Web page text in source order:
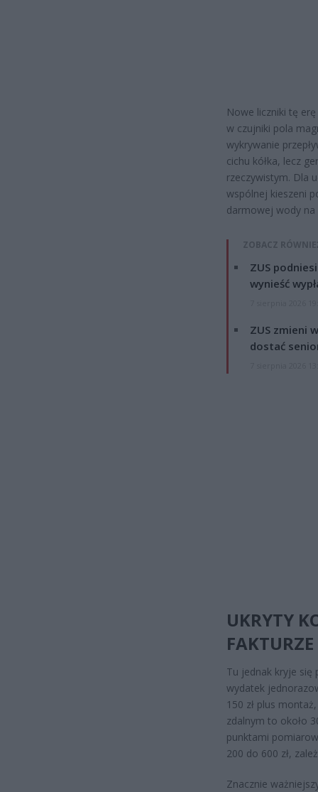
Nowe liczniki tę
w czujniki pola
wykrywanie
cichu kółka, lecz
rzeczywistym. Dla
wspólnej kieszeni
darmowej wody na
ZOBACZ
ZUS
wynieść
ZUS zmieni
dostać
UKRYTY
Tu jednak kryje
wydatek
150 zł plus
zdalnym to około
punktami
200 do 600 zł,
Znacznie